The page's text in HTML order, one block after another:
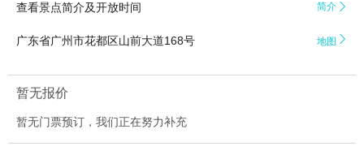
查看景点简介及开放时间 简介 
广东省广州市花都区山前大道168号 地图 
暂无报价
暂无门票预订，我们正在努力补充